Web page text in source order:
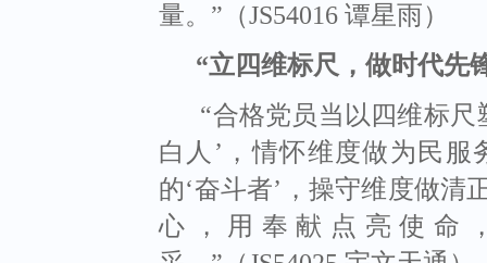
量。”（JS54016 谭星雨）
“立四维标尺，做时代先
“合格党员当以四维标
白人’，情怀维度做为民服
的‘奋斗者’，操守维度做清
心，用奉献点亮使命